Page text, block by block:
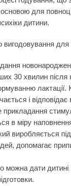
для
дитини.
вигодовування для
30 хвилин
лактації.
і
прикладання
в міру
виробляється
допомагає
можна дати